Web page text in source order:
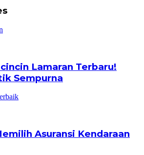
Lamaran Terbaru!
Sempurna
Asuransi Kendaraan